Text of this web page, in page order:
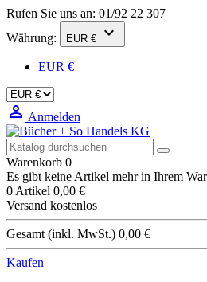
Rufen Sie uns an: 01/92 22 307
Währung:
EUR € 
EUR €
 Anmelden
Warenkorb 0
Es gibt keine Artikel mehr in Ihrem
0 Artikel 0,00 €
Versand kostenlos
Gesamt (inkl. MwSt.) 0,00 €
Kaufen